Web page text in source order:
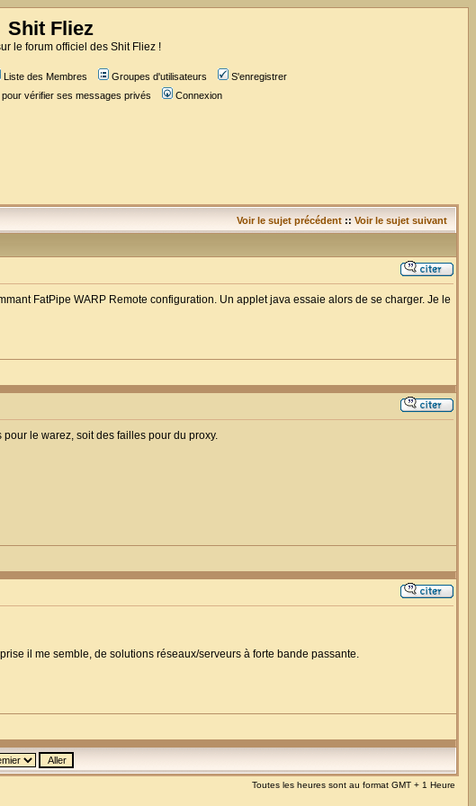
Shit Fliez
le forum officiel des Shit Fliez !
Liste des Membres Groupes d'utilisateurs
S'enregistrer
vérifier ses messages privés Connexion
Voir le sujet précédent :: Voir le sujet suivant
FatPipe WARP Remote configuration. Un applet java essaie alors de se charger. Je le
le warez, soit des failles pour du proxy.
il me semble, de solutions réseaux/serveurs à forte bande passante.
Toutes les heures sont au format GMT + 1 Heure